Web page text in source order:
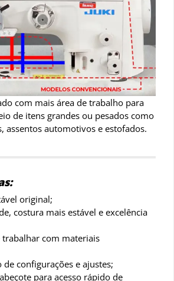
com mais área de trabalho para
de itens grandes ou pesados como
assentos automotivos e estofados.
original;
costura mais estável e excelência
trabalhar com materiais
de configurações e ajustes;
para acesso rápido de